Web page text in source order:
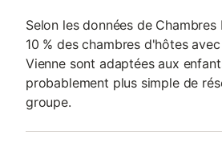
Selon les données de
10 % des chambres d'hôtes
Vienne sont adaptées aux
probablement plus simple de
groupe.